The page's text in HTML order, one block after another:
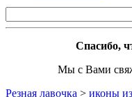
Спасибо,
Мы с Вами
Резная лавочка > иконы